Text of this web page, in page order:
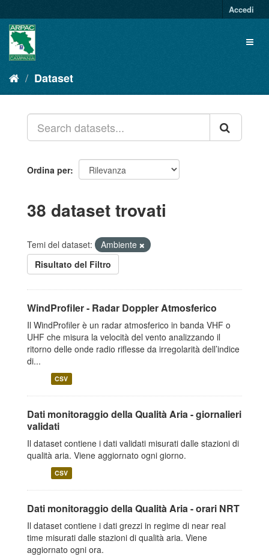
al
contenuto
Accedi
Dataset
Ordina per
38 dataset trovati
Temi del dataset:
Ambiente
Risultato del Filtro
WindProfiler - Radar Doppler Atmosferico
Il WindProfiler è un radar atmosferico in banda VHF o
UHF che misura la velocità del vento analizzando il
ritorno delle onde radio riflesse da irregolarità dell’indice
di...
CSV
Dati monitoraggio della Qualità Aria - giornalieri
validati
Il dataset contiene i dati validati misurati dalle stazioni di
qualità aria. Viene aggiornato ogni giorno.
CSV
Dati monitoraggio della Qualità Aria - orari NRT
Il dataset contiene i dati grezzi in regime di near real
time misurati dalle stazioni di qualità aria. Viene
aggiornato ogni ora.